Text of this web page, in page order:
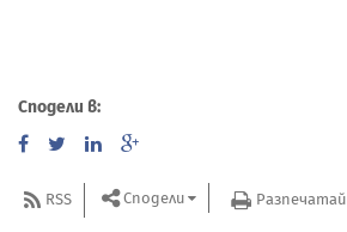
Сподели в:
RSS Сподели Разпечатай